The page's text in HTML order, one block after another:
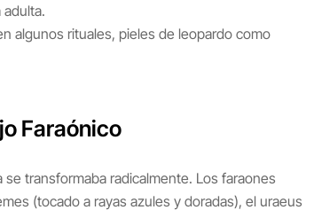
algunos rituales, pieles de leopardo como
Faraónico
transformaba radicalmente. Los faraones
(tocado a rayas azules y doradas), el uraeus